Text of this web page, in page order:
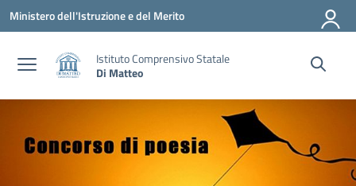
Vai ai contenuti
Vai al menu di navigazione
Vai al footer
Ministero dell'Istruzione e del Merito
Istituto Comprensivo Statale
Di Matteo